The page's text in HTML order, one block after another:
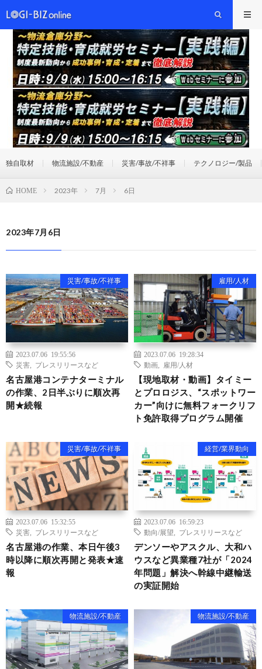
独自取材 物流施設/不動産 災害/事故/不祥事 テクノロジー/製品
HOME 2023年 7月 6日
2023年7月6日
災害/事故/不祥事
2023.07.06 19:55:56
災害
プレスリリースなど
名古屋港コンテナターミナル
の作業、2日半ぶりに順次再
開★続報
雇用/人材
2023.07.06 19:28:34
動画
雇用/人材
【現地取材・動画】タイミー
とプロロジス、“スポットワー
カー”向けに無料フォークリフ
ト免許取得プログラム開催
災害/事故/不祥事
2023.07.06 15:32:55
災害
プレスリリースなど
名古屋港の作業、本日午後3
時以降に順次再開と発表★速
報
経営/業界動向
2023.07.06 16:59:23
動向/展望
プレスリリースなど
デンソーやアスクル、大和ハ
ウスなど異業種7社が「2024
年問題」解決へ幹線中継輸送
の実証開始
物流施設/不動産 物流施設/不動産